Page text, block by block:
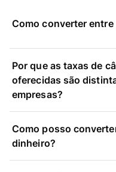
Como converter entre
Por que as taxas de
oferecidas são
empresas?
Como posso
dinheiro?